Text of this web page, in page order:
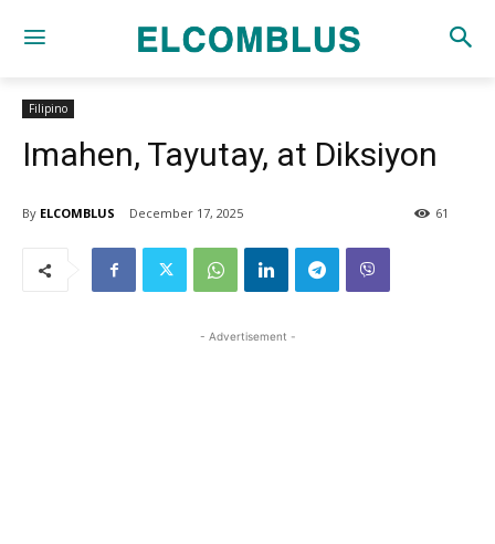
Filipino
Imahen, Tayutay, at Diksiyon
By ELCOMBLUS December 17, 2025 61
- Advertisement -